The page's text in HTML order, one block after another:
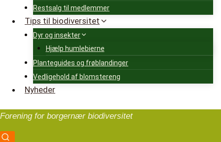
Restsalg til medlemmer
Tips til biodiversitet
Dyr og insekter
Hjælp humlebierne
Planteguides og frøblandinger
Vedligehold af blomstereng
Nyheder
Forening for borgernær biodiversitet